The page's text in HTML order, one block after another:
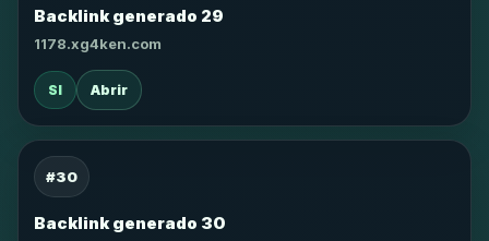
Backlink generado 29
1178.xg4ken.com
SI Abrir
#30
Backlink generado 30